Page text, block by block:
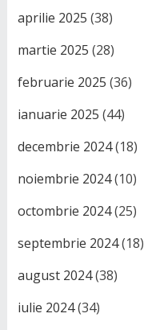
aprilie 2025 (38)
martie 2025 (28)
februarie 2025 (36)
ianuarie 2025 (44)
decembrie 2024(18)
noiembrie 2024(10)
octombrie 2024(25)
septembrie 2024(18)
august 2024(38)
iulie 2024(34)